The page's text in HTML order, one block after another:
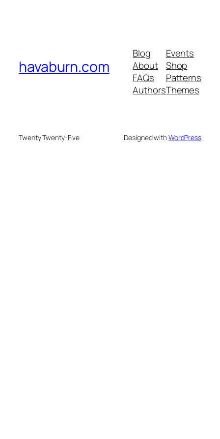
havaburn.com
Blog
About
FAQs
Authors
Events
Shop
Patterns
Themes
Twenty Twenty-Five Designed withWordPress